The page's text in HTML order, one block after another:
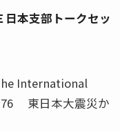
日本支部トークセッ
International
東日本大震災か